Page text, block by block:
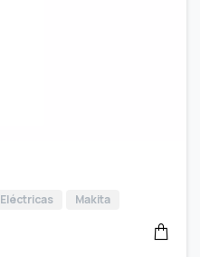
Makita